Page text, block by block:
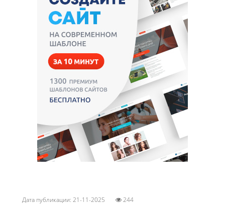
Дата публикации: 21-11-2025 244